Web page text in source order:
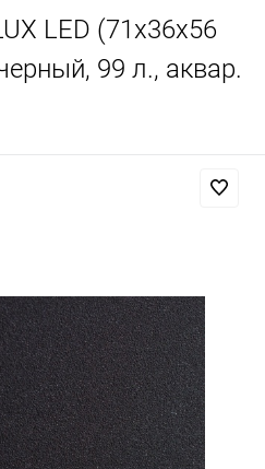
LED (71х36х56
99 л., аквар.